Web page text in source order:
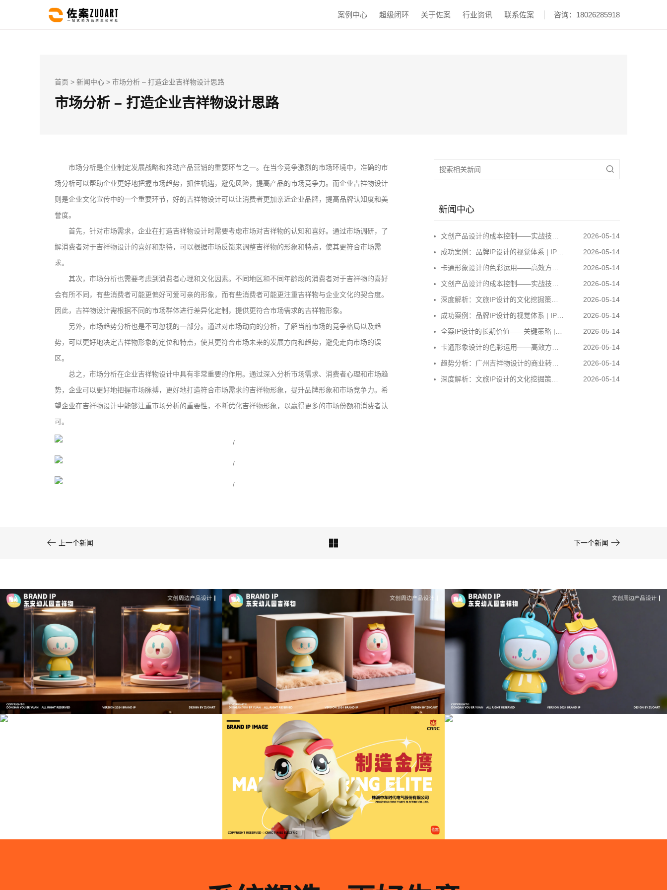
咨询：18026285918
案例中心 超级闭环 关于佐案 行业资讯 联系佐案
首页 > 新闻中心 > 市场分析 – 打造企业吉祥物设计思路
市场分析 – 打造企业吉祥物设计思路
市场分析是企业制定发展战略和推动产品营销的重要环节之一。在当今竞争激烈的市场环境中，准确的市
场分析可以帮助企业更好地把握市场趋势，抓住机遇，避免风险，提高产品的市场竞争力。而企业吉祥物设计
则是企业文化宣传中的一个重要环节，好的吉祥物设计可以让消费者更加亲近企业品牌，提高品牌认知度和美
誉度。
首先，针对市场需求，企业在打造吉祥物设计时需要考虑市场对吉祥物的认知和喜好。通过市场调研，了
解消费者对于吉祥物设计的喜好和期待，可以根据市场反馈来调整吉祥物的形象和特点，使其更符合市场需
求。
其次，市场分析也需要考虑到消费者心理和文化因素。不同地区和不同年龄段的消费者对于吉祥物的喜好
会有所不同，有些消费者可能更偏好可爱可亲的形象，而有些消费者可能更注重吉祥物与企业文化的契合度。
因此，吉祥物设计需根据不同的市场群体进行差异化定制，提供更符合市场需求的吉祥物形象。
另外，市场趋势分析也是不可忽视的一部分。通过对市场动向的分析，了解当前市场的竞争格局以及趋
势，可以更好地决定吉祥物形象的定位和特点，使其更符合市场未来的发展方向和趋势，避免走向市场的误
区。
总之，市场分析在企业吉祥物设计中具有非常重要的作用。通过深入分析市场需求、消费者心理和市场趋
势，企业可以更好地把握市场脉搏，更好地打造符合市场需求的吉祥物形象，提升品牌形象和市场竞争力。希
望企业在吉祥物设计中能够注重市场分析的重要性，不断优化吉祥物形象，以赢得更多的市场份额和消费者认
可。

新闻中心
2026-05-14
文创产品设计的成本控制——实战技巧 | IP设计公司-佐案设计
2026-05-14
成功案例：品牌IP设计的视觉体系 | IP设计公司-佐案设计
2026-05-14
卡通形象设计的色彩运用——高效方案 | IP设计公司-佐案设计
2026-05-14
文创产品设计的成本控制——实战技巧 | IP设计公司-佐案设计
2026-05-14
深度解析：文旅IP设计的文化挖掘策略 | IP设计公司-佐案设计
2026-05-14
成功案例：品牌IP设计的视觉体系 | IP设计公司-佐案设计
2026-05-14
全案IP设计的长期价值——关键策略 | IP设计公司-佐案设计
2026-05-14
卡通形象设计的色彩运用——高效方案 | IP设计公司-佐案设计
2026-05-14
趋势分析：广州吉祥物设计的商业转化 | IP设计公司-佐案设计
2026-05-14
深度解析：文旅IP设计的文化挖掘策略 | IP设计公司-佐案设计
 上一个新闻  下一个新闻 
成功案例：品牌IP设计的视觉体系 | IP设计公司-佐
文创产品设计的成本控制——实战技巧 | IP设计公
司-佐案设计
从战略高度审视文旅ip设计，我们发现这……
成功案例：品牌IP设计的视觉体系 | IP设计公司-佐
案设计